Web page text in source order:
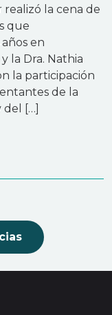
realizó la cena de
que
en
la Dra. Nathia
la participación
de la
del […]